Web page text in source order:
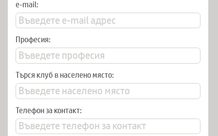
e-mail:
Професия:
Търся клуб в населено място:
Телефон за контакт: